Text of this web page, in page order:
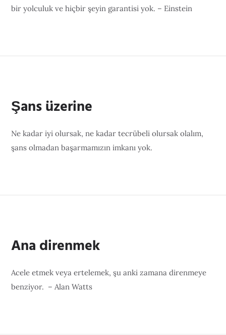
bir yolculuk ve hiçbir şeyin garantisi yok. – Einstein
Şans üzerine
Ne kadar iyi olursak, ne kadar tecrübeli olursak olalım,
şans olmadan başarmamızın imkanı yok.
Ana direnmek
Acele etmek veya ertelemek, şu anki zamana direnmeye
benziyor. – Alan Watts